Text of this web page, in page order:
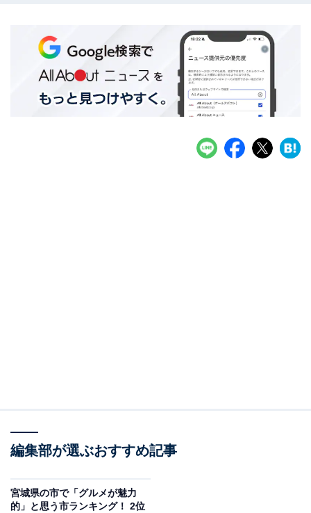
編集部が選ぶおすすめ記事
宮城県の市で「グルメが魅力
的」と思う市ランキング！ 2位